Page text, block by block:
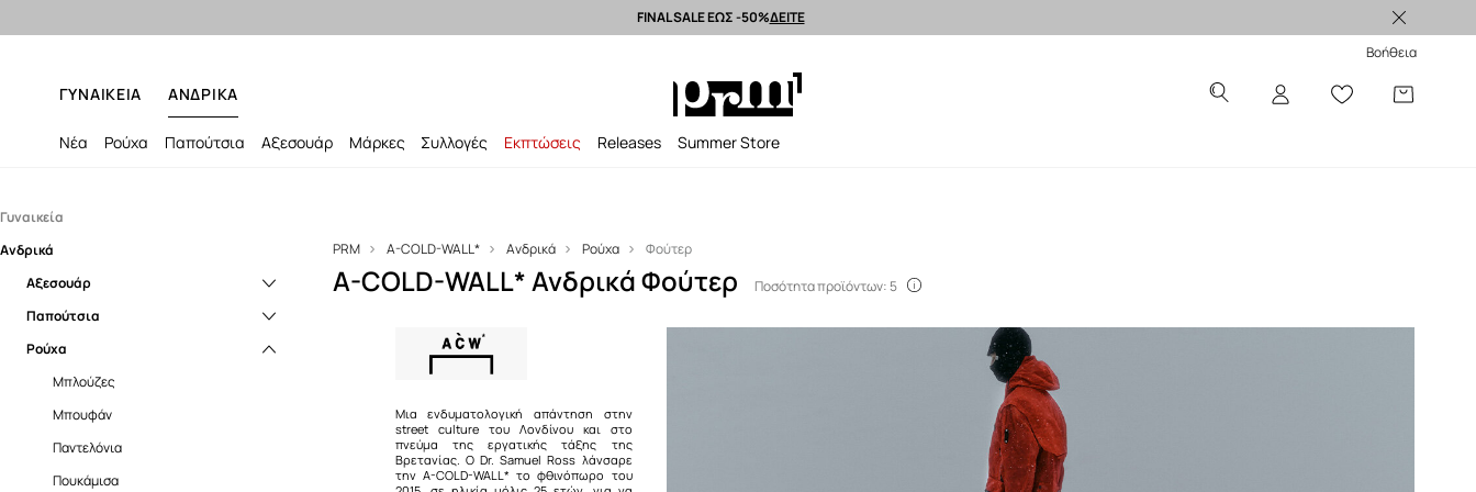
Premium brands >
FINAL SALE ΕΩΣ -50%ΔΕΙΤΕ
Βοήθεια
ΓΥΝΑΙΚΕΙΑ ΑΝΔΡΙΚΑ
Νέα Ρούχα Παπούτσια Αξεσουάρ Μάρκες Συλλογές Εκπτώσεις Releases Summer Store
Γυναικεία
Αξεσουάρ
Κασκόλ
Ανδρικά
Αξεσουάρ
Κασκόλ
Παπούτσια
Sneakers
Σαγιονάρες και σανδάλια
Ρούχα
Μπλούζες
Μπουφάν
Παντελόνια
Πουκάμισα
PRM A-COLD-WALL* Ανδρικά Ρούχα Φούτερ
A-COLD-WALL* Ανδρικά Φούτερ Ποσότητα προϊόντων: 5
Μια ενδυματολογική απάντηση στην
street culture του Λονδίνου και στο
πνεύμα της εργατικής τάξης της
Βρετανίας. O Dr. Samuel Ross λάνσαρε
την A-COLD-WALL* το φθινόπωρο του